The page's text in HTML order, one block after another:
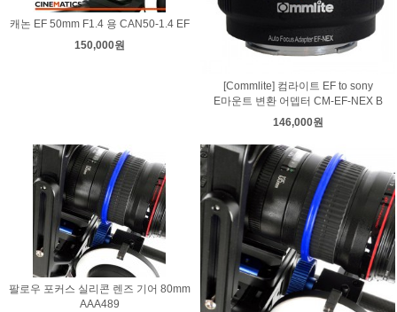
캐논 EF 50mm F1.4 용 CAN50-1.4 EF
150,000원
[Commlite] 컴라이트 EF to sony
E마운트 변환 어뎁터 CM-EF-NEX B
146,000원
팔로우 포커스 실리콘 렌즈 기어 80mm
AAA489